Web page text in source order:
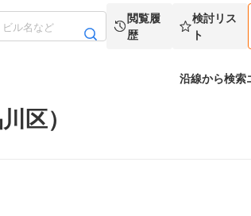
閲覧履
歴
検討リス
ト
沿線から検索
区）